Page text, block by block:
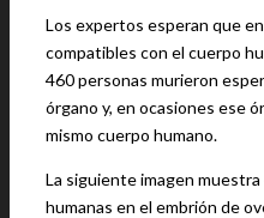
Los expertos esperan que
compatibles con el cuerpo
460 personas murieron
órgano y, en ocasiones ese
mismo cuerpo humano.
La siguiente imagen
humanas en el embrión de